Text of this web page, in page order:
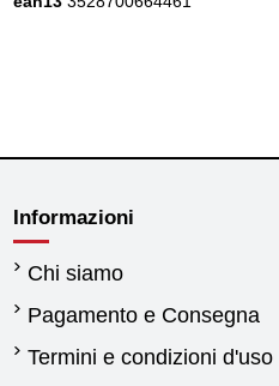
Informazioni
Chi siamo
Pagamento e Consegna
Termini e condizioni d'uso